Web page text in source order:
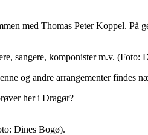
med Thomas Peter Koppel. På
sangere, komponister m.v. (Foto:
og andre arrangementer findes
her i Dragør?
Dines Bogø).